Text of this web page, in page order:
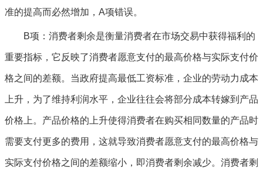
准的提高而必然增加，A项错误。
B项：消费者剩余是衡量消费者在市场交易中获得福利的
重要指标，它反映了消费者愿意支付的最高价格与实际支付价
格之间的差额。当政府提高最低工资标准，企业的劳动力成本
上升，为了维持利润水平，企业往往会将部分成本转嫁到产品
价格上。产品价格的上升使得消费者在购买相同数量的产品时
需要支付更多的费用，这就导致消费者愿意支付的最高价格与
实际支付价格之间的差额缩小，即消费者剩余减少。消费者剩